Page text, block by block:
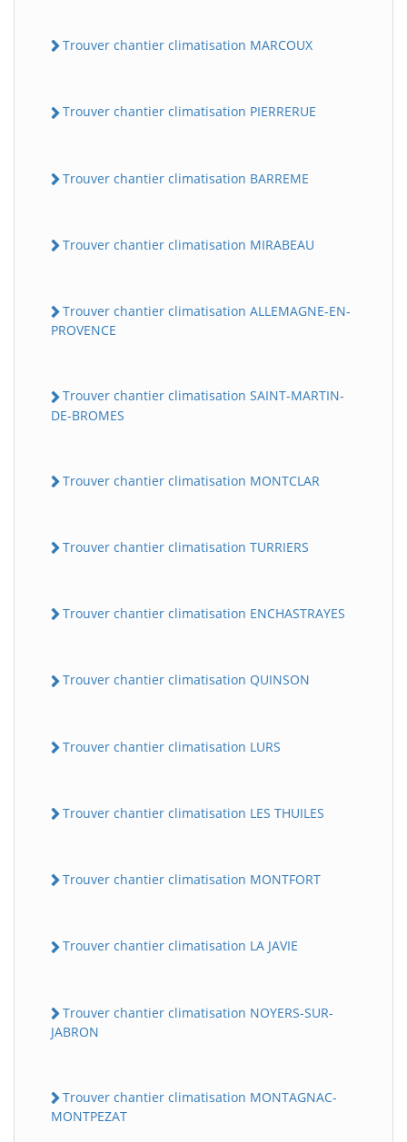
Trouver chantier climatisation MARCOUX
Trouver chantier climatisation PIERRERUE
Trouver chantier climatisation BARREME
Trouver chantier climatisation MIRABEAU
Trouver chantier climatisation ALLEMAGNE-EN-
PROVENCE
Trouver chantier climatisation SAINT-MARTIN-
DE-BROMES
Trouver chantier climatisation MONTCLAR
Trouver chantier climatisation TURRIERS
Trouver chantier climatisation ENCHASTRAYES
Trouver chantier climatisation QUINSON
Trouver chantier climatisation LURS
Trouver chantier climatisation LES THUILES
Trouver chantier climatisation MONTFORT
Trouver chantier climatisation LA JAVIE
Trouver chantier climatisation NOYERS-SUR-
JABRON
Trouver chantier climatisation MONTAGNAC-
MONTPEZAT